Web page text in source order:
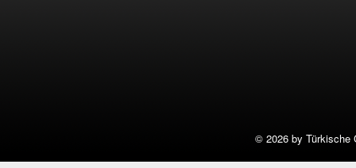
© 2026 by Türkische